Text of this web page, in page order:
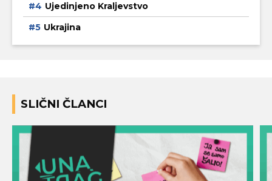
Ujedinjeno Kraljevstvo
Ukrajina
SLIČNI ČLANCI